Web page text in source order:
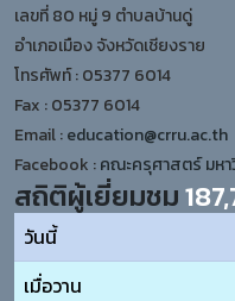
เลขที่ 80 หมู่ 9 ตำบลบ้านดู่
อำเภอเมือง จังหวัดเชียงราย
โทรศัพท์ : 05377 6014
Fax : 05377 6014
Email :education@crru.ac.th
Facebook :คณะครุศาสตร์ มหา
สถิติผู้เยี่ยมชม
วันนี้
เมื่อวาน